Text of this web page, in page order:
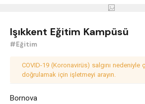
Işıkkent Eğitim Kampüsü
#Eğitim
COVID-19 (Koronavirüs) salgını nedeniyle
doğrulamak için işletmeyi arayın.
Bornova